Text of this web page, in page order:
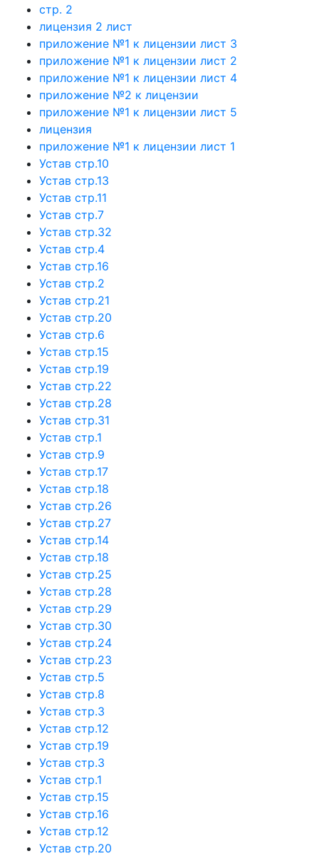
стр. 2
лицензия 2 лист
приложение №1 к лицензии лист 3
приложение №1 к лицензии лист 2
приложение №1 к лицензии лист 4
приложение №2 к лицензии
приложение №1 к лицензии лист 5
лицензия
приложение №1 к лицензии лист 1
Устав стр.10
Устав стр.13
Устав стр.11
Устав стр.7
Устав стр.32
Устав стр.4
Устав стр.16
Устав стр.2
Устав стр.21
Устав стр.20
Устав стр.6
Устав стр.15
Устав стр.19
Устав стр.22
Устав стр.28
Устав стр.31
Устав стр.1
Устав стр.9
Устав стр.17
Устав стр.18
Устав стр.26
Устав стр.27
Устав стр.14
Устав стр.18
Устав стр.25
Устав стр.28
Устав стр.29
Устав стр.30
Устав стр.24
Устав стр.23
Устав стр.5
Устав стр.8
Устав стр.3
Устав стр.12
Устав стр.19
Устав стр.3
Устав стр.1
Устав стр.15
Устав стр.16
Устав стр.12
Устав стр.20